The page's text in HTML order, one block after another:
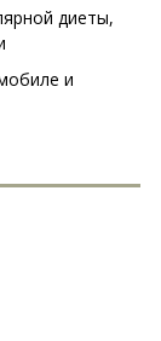
диеты,
и